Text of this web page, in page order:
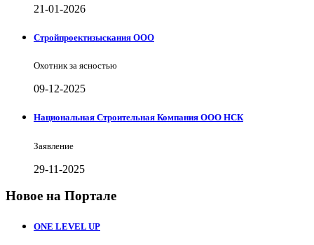
21-01-2026
Стройпроектизыскания ООО
Охотник за ясностью
09-12-2025
Национальная Строительная Компания ООО НСК
Заявление
29-11-2025
Новое на Портале
ONE LEVEL UP